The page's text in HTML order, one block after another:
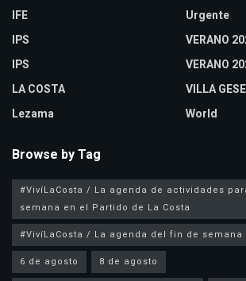
IFE
IPS
IPS
LA COSTA
Lezama
Urgente
VERANO
VERANO
VILLA
World
Browse by Tag
#VivíLaCosta / La agenda de actividades
semana en el Partido de La Costa
#VivíLaCosta / La agenda del fin de semana
6 de agosto
8 de agosto